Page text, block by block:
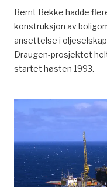
Bernt Bekke hadde
konstruksjon av
ansettelse i
Draugen-prosjektet
startet høsten 1993.